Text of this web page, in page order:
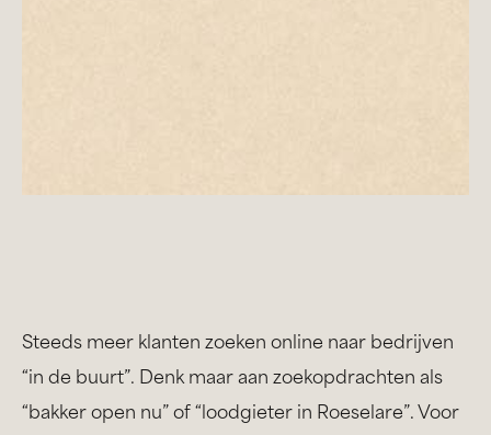
Steeds meer klanten zoeken online naar bedrijven
“in de buurt”. Denk maar aan zoekopdrachten als
“bakker open nu” of “loodgieter in Roeselare”. Voor